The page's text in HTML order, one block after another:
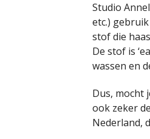
Studio
etc.)
stof die
De stof is
wassen en
Dus, mocht
ook zeker
Nederland,